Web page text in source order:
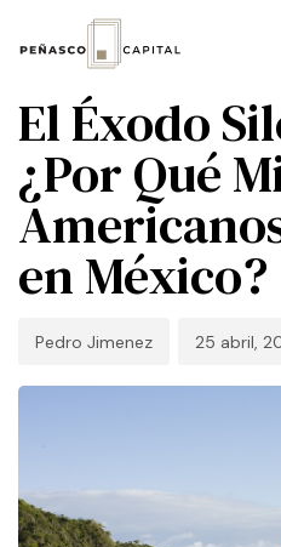
PUBLISHED
IN:NEGOCIO
El Éxodo
¿Por Qué
en México?
Pedro Jimenez
Published
on:
25 abril,